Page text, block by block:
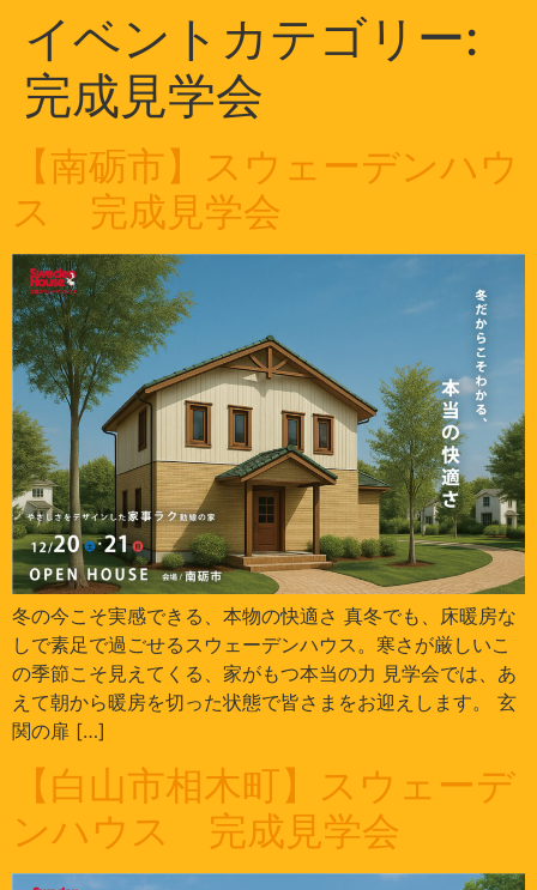
イベントカテゴリー:
完成見学会
【南砺市】スウェーデンハウ
ス 完成見学会
冬の今こそ実感できる、本物の快適さ 真冬でも、床暖房な
しで素足で過ごせるスウェーデンハウス。寒さが厳しいこ
の季節こそ見えてくる、家がもつ本当の力 見学会では、あ
えて朝から暖房を切った状態で皆さまをお迎えします。 玄
関の扉 […]
【白山市相木町】スウェーデ
ンハウス 完成見学会